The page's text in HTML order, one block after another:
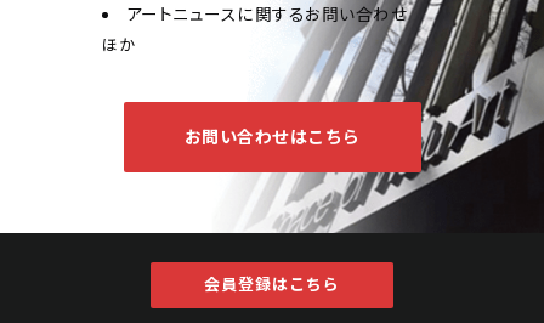
アートニュースに関するお問い合わせ
ほか
お問い合わせはこちら
会員登録はこちら